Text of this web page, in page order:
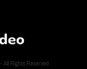
All Rights Reserved